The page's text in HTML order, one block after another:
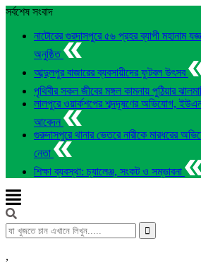
সর্বশেষ সংবাদ
নাটোরের গুরদাসপুরে ৫৬ প্রহর ব্যাপী মহানাম
অনুষ্ঠিত
আব্দুলপুর বাজারের ব্যবসায়ীদের ফুটবল উৎসব
পৃথিবীর সকল জীবের মঙ্গল কামনায় পুঠিয়ার
লালপুরে ওয়ার্কশপের শব্দদূষণের অভিযোগ,
আবেদন
গুরুদাসপুরে থানার ভেতরে নারীকে মারধরের
নেতা
শিক্ষা ব্যবস্থা: চ্যালেঞ্জ, সংকট ও সম্ভাবনা
,